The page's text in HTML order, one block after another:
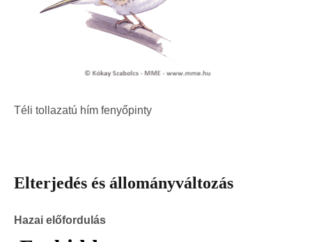
Téli tollazatú hím fenyőpinty
Elterjedés és állományváltozás
Hazai előfordulás